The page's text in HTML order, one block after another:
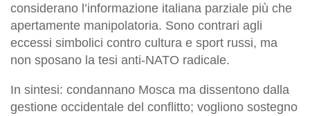
considerano l’informazione italiana parziale più che
apertamente manipolatoria. Sono contrari agli
eccessi simbolici contro cultura e sport russi, ma
non sposano la tesi anti-NATO radicale.
In sintesi: condannano Mosca ma dissentono dalla
gestione occidentale del conflitto; vogliono sostegno